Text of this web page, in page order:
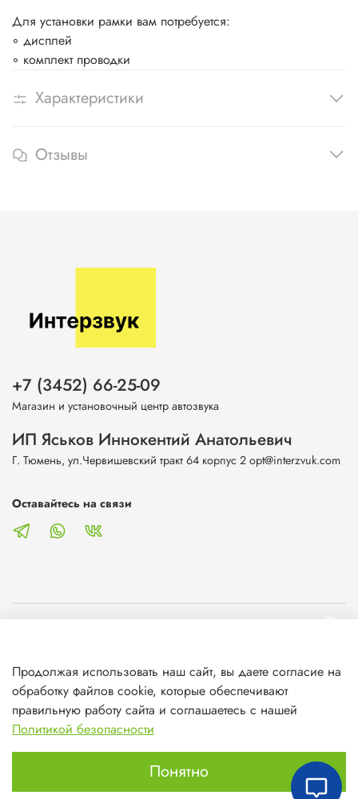
Для установки рамки вам потребуется:
◦ дисплей
◦ комплект проводки
Характеристики
Отзывы
Клиентам
Информация
+7 (3452) 66-25-09
Магазин и установочный центр автозвука
ИП Яськов Иннокентий Анатольевич
Г. Тюмень, ул.Червишевский тракт 64 корпус 2 opt@interzvuk.com
Оставайтесь на связи
Продолжая использовать наш сайт, вы даете согласие на
обработку файлов cookie, которые обеспечивают
правильную работу сайта и соглашаетесь с нашей
Политикой безопасности
Понятно